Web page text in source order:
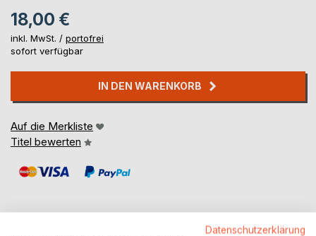
18,00 €
inkl. MwSt. / portofrei
sofort verfügbar
IN DEN WARENKORB
Auf die Merkliste
Titel bewerten
Datenschutzerklärung